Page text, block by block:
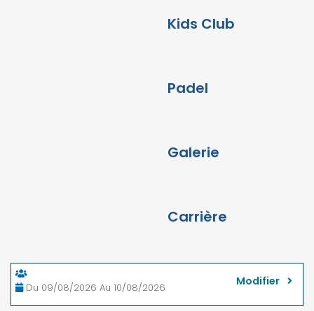
Kids Club
Padel
Galerie
Carrière
Du 09/08/2026 Au 10/08/2026
Modifier